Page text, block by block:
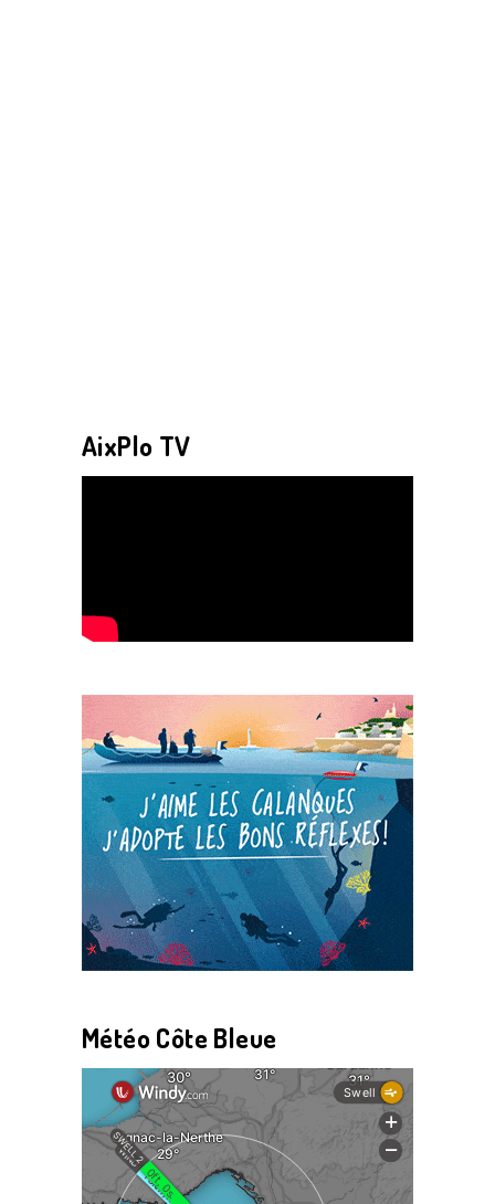
AixPlo TV
Météo Côte Bleue